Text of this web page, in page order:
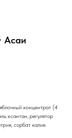
Асаи
концентрат (4
ксантан, регулятор
сорбат калия.